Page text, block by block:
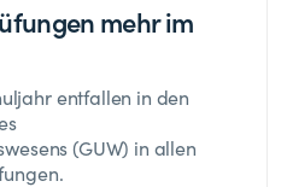
mehr im
entfallen in den
(GUW) in allen